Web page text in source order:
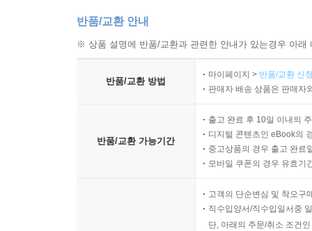
반품/교환 안내
※ 상품 설명에 반품/교환과 관련한 안내가 있는경우 아
반품/교환 방법
마이페이지 > 반품/교환 신
판매자 배송 상품은 판매자
반품/교환 가능기간
출고 완료 후 10일 이내의
디지털 콘텐츠인 eBook의
중고상품의 경우 출고 완료
모바일 쿠폰의 경우 유효기
고객의 단순변심 및 착오구
직수입양서/직수입일서중
단, 아래의 주문/취소 조건